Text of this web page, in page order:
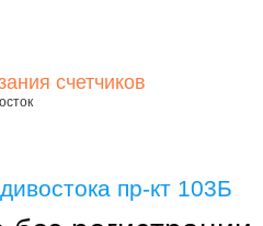
счетчиков
пр-кт 103Б